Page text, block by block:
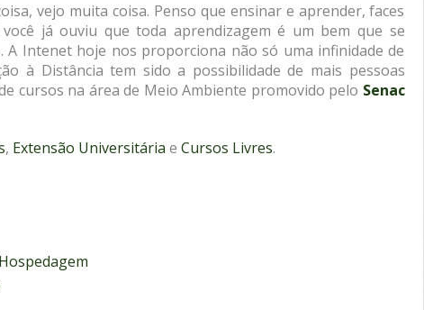
vejo muita coisa. Penso que ensinar e aprender, faces
já ouviu que toda aprendizagem é um bem que se
A Intenet hoje nos proporciona não só uma infinidade de
à Distância tem sido a possibilidade de mais pessoas
cursos na área de Meio Ambiente promovido pelo Senac
, Extensão Universitária e Cursos Livres.